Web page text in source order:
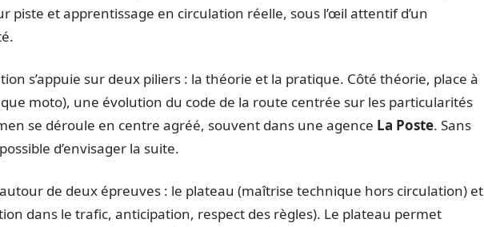
piste et apprentissage en circulation réelle, sous l’œil attentif d’un
s’appuie sur deux piliers : la théorie et la pratique. Côté théorie, place à
moto), une évolution du code de la route centrée sur les particularités
se déroule en centre agréé, souvent dans une agence La Poste. Sans
d’envisager la suite.
de deux épreuves : le plateau (maîtrise technique hors circulation) et
dans le trafic, anticipation, respect des règles). Le plateau permet